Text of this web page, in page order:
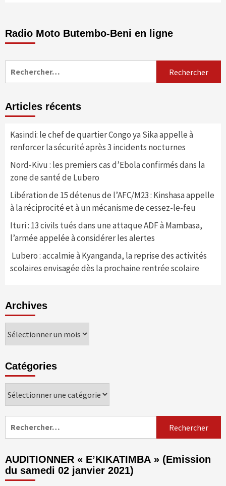
Radio Moto Butembo-Beni en ligne
Articles récents
Kasindi: le chef de quartier Congo ya Sika appelle à
renforcer la sécurité après 3 incidents nocturnes
Nord-Kivu : les premiers cas d’Ebola confirmés dans la
zone de santé de Lubero
Libération de 15 détenus de l’AFC/M23 : Kinshasa appelle
à la réciprocité et à un mécanisme de cessez-le-feu
Ituri : 13 civils tués dans une attaque ADF à Mambasa,
l’armée appelée à considérer les alertes
Lubero : accalmie à Kyanganda, la reprise des activités
scolaires envisagée dès la prochaine rentrée scolaire
Archives
Archives
Catégories
Catégories
AUDITIONNER « E’KIKATIMBA » (Emission
du samedi 02 janvier 2021)